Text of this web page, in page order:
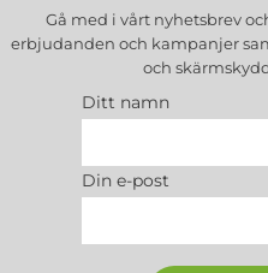
Gå med i vårt nyhetsbrev
erbjudanden och kampanjer
och
Ditt namn
Din e-post